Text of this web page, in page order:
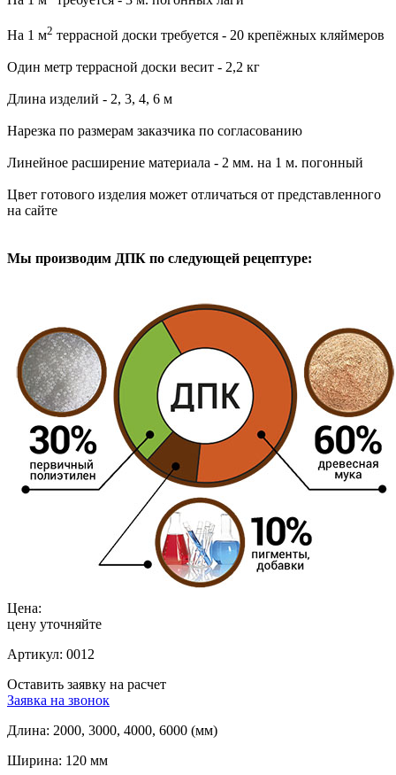
На 1 м2 террасной доски требуется - 20 крепёжных кляймеров
Один метр террасной доски весит - 2,2 кг
Длина изделий - 2, 3, 4, 6 м
Нарезка по размерам заказчика по согласованию
Линейное расширение материала - 2 мм. на 1 м. погонный
Цвет готового изделия может отличаться от представленного
на сайте
Мы производим ДПК по следующей рецептуре:
Цена:
цену уточняйте
Артикул: 0012
Оставить заявку на расчет
Заявка на звонок
Длина: 2000, 3000, 4000, 6000 (мм)
Ширина: 120 мм